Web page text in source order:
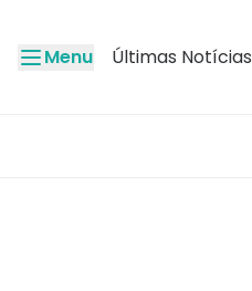
Menu Últimas Notícias